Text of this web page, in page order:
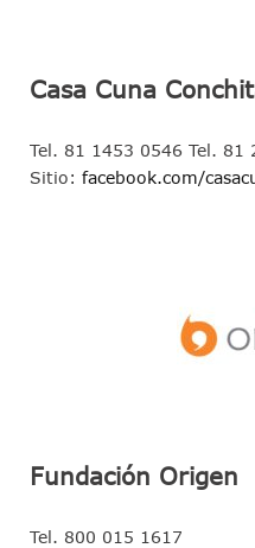
Casa Cuna
Tel. 81 1453 0546 Tel. 81
Sitio: facebook.com/
Fundación Origen
Tel. 800 015 1617